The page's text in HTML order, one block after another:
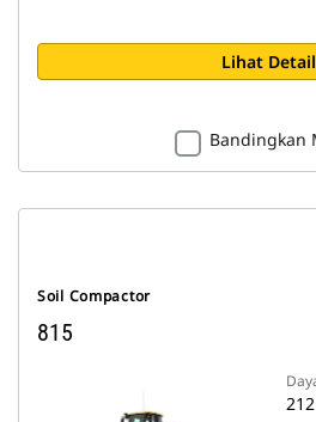
Lihat Detail
Bandingkan
Soil Compactor
815